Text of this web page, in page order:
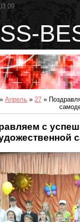
» Апрель » 27 »
с